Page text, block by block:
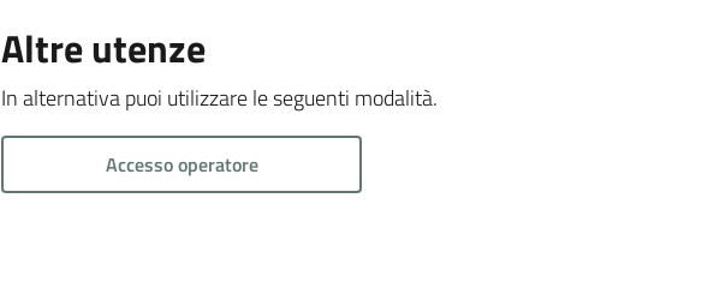
Altre utenze
In alternativa puoi utilizzare le seguenti modalità.
Accesso operatore